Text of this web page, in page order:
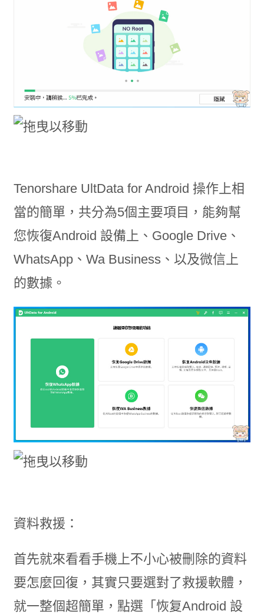
Tenorshare UltData for Android 操作上相
當的簡單，共分為5個主要項目，能夠幫
您恢復Android 設備上、Google Drive、
WhatsApp、Wa Business、以及微信上
的數據。
資料救援：
首先就來看看手機上不小心被刪除的資料
要怎麼回復，其實只要選對了救援軟體，
就一整個超簡單，點選「恢复Android 設